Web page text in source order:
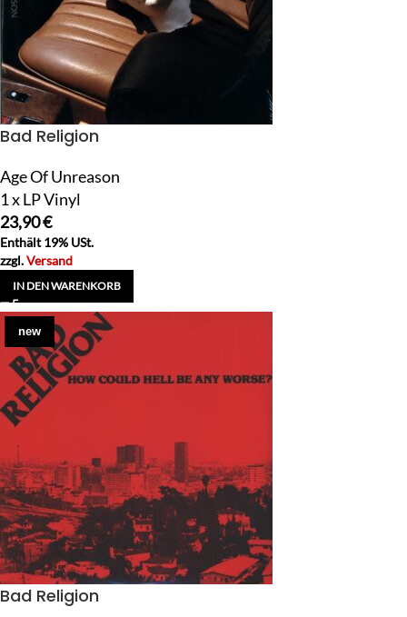
Bad Religion
Age Of Unreason
1 x LP Vinyl
23,90€
Enthält 19% USt.
zzgl.Versand
IN DEN WARENKORB
new
Bad Religion